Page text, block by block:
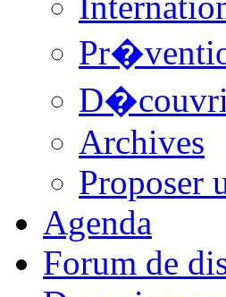
Archives
Proposer
Agenda
Forum de